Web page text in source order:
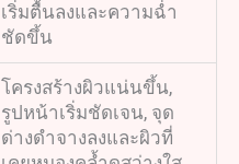
เริ่มตื้นลงและความฉ่ำ
ชัดขึ้น
โครงสร้างผิวแน่นขึ้น,
รูปหน้าเริ่มชัดเจน, จุด
ด่างดำจางลงและผิวที่